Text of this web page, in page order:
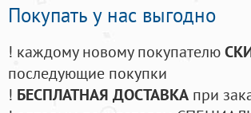
Покупать у нас выгодно
! каждому новому покупателю
последующие покупки
! БЕСПЛАТНАЯ ДОСТАВКА при